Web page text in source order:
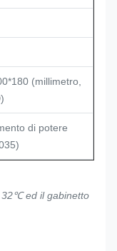
(millimetro,
di potere
32℃ ed il gabinetto